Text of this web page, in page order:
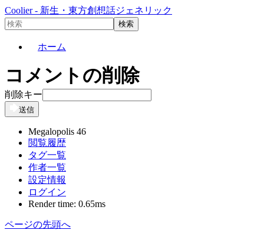
Coolier - 新生・東方創想話ジェネリック
ホーム
コメントの削除
削除キー
送信
Megalopolis 46
閲覧履歴
タグ一覧
作者一覧
設定情報
ログイン
Render time: 0.65ms
ページの先頭へ